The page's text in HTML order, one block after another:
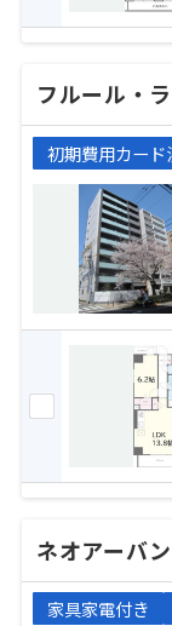
フルール・
初期費用カード
ネオアーバ
家具家電付き